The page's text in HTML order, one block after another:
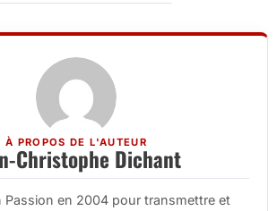
À PROPOS DE L'AUTEUR
Christophe Dichant
Passion en 2004 pour transmettre et